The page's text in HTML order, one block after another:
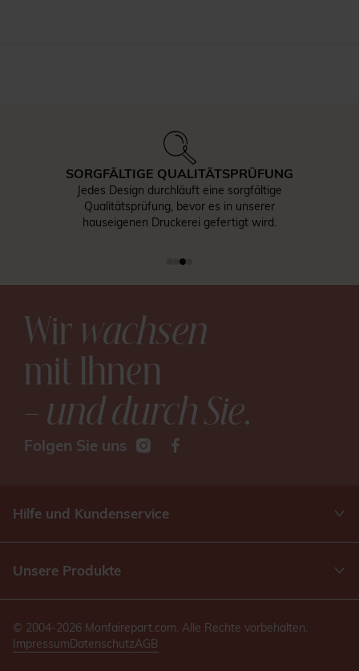
SORGFÄLTIGE QUALITÄTSPRÜFUNG
Jedes Design durchläuft eine sorgfältige
Qualitätsprüfung, bevor es in unserer
hauseigenen Druckerei gefertigt wird.
Wirwachsen
mit Ihnen
– und durch Sie.
Folgen Sie uns
Hilfe und Kundenservice
Unsere Produkte
© 2004-2026 Monfairepart.com. Alle Rechte vorbehalten.
ImpressumDatenschutzAGB